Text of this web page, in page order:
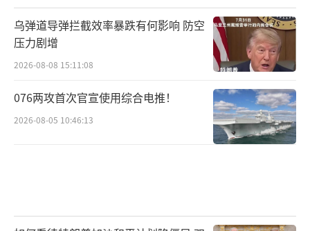
乌弹道导弹拦截效率暴跌有何影响 防空
压力剧增
2026-08-08 15:11:08
076两攻首次官宣使用综合电推！
2026-08-05 10:46:13